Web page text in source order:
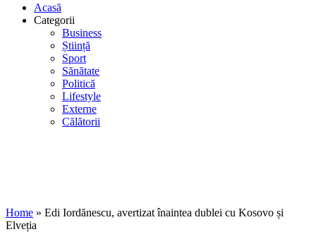
Acasă
Categorii
Business
Știință
Sport
Sănătate
Politică
Lifestyle
Externe
Călătorii
Home » Edi Iordănescu, avertizat înaintea dublei cu Kosovo și
Elveția